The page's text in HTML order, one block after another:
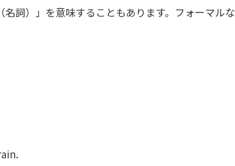
詞）」を意味することもあります。フォーマルな